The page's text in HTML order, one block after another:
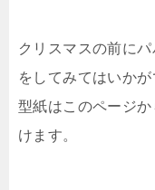
クリスマスの前に
をしてみてはいかが
型紙はこのページ
けます。